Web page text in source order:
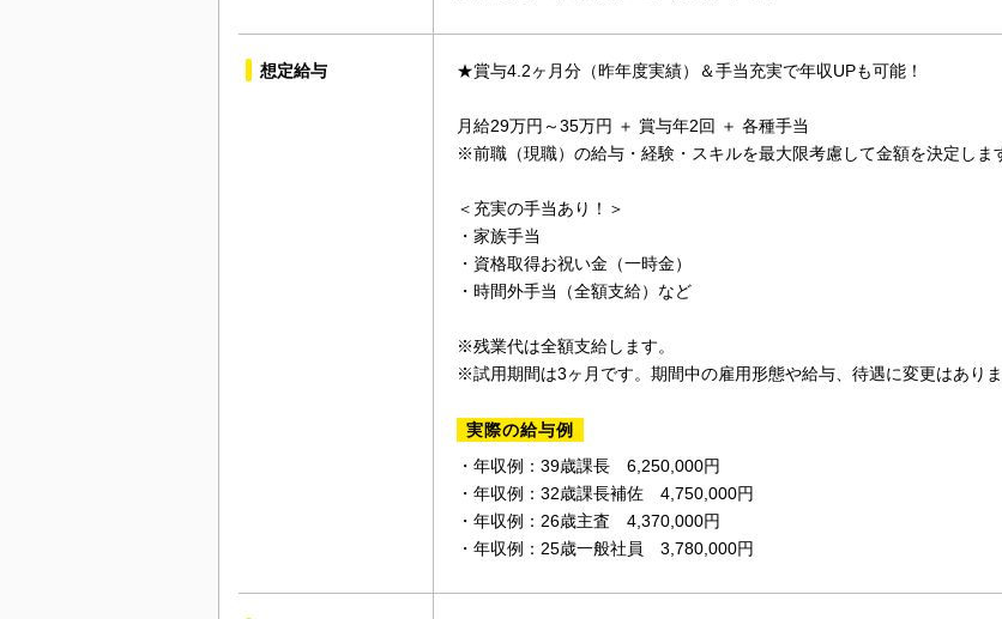
想定給与 ★賞与4.2ヶ月分（昨年度実績）＆手当充実で年収UPも可能！
月給29万円～35万円 ＋ 賞与年2回 ＋ 各種手当
※前職（現職）の給与・経験・スキルを最大限考慮して金額を決定しま
＜充実の手当あり！＞
・家族手当
・資格取得お祝い金（一時金）
・時間外手当（全額支給）など
※残業代は全額支給します。
※試用期間は3ヶ月です。期間中の雇用形態や給与、待遇に変更はありま
実際の給与例
・年収例：39歳課長 6,250,000円
・年収例：32歳課長補佐 4,750,000円
・年収例：26歳主査 4,370,000円
・年収例：25歳一般社員 3,780,000円